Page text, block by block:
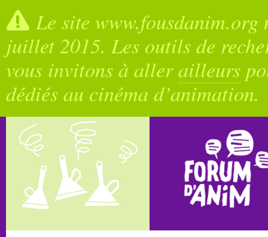
Le site
juillet 2015. Les outils de
vous invitons à allerailleurs
dédiés au cinéma d’animation.